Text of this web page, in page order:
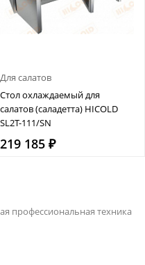
Для салатов
Стол охлаждаемый для
салатов (саладетта) HICOLD
SL2T-111/SN
219 185 ₽
профессиональная техника